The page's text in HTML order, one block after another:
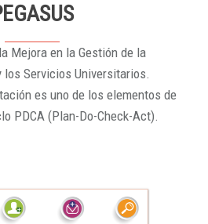
Mejora en la Gestión de la
Servicios Universitarios.
es uno de los elementos de
PDCA (Plan-Do-Check-Act).